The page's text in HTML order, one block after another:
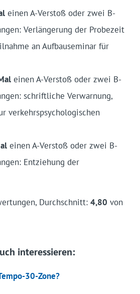
einen A-Verstoß oder zwei B-
Verlängerung der Probezeit
an Aufbauseminar für
einen A-Verstoß oder zwei B-
schriftliche Verwarnung,
verkehrspsychologischen
einen A-Verstoß oder zwei B-
Entziehung der
Durchschnitt: 4,80 von
interessieren:
30-Zone?